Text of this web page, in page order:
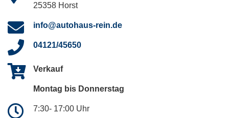
25358 Horst
info@autohaus-rein.de
04121/45650
Verkauf
Montag bis Donnerstag
7:30- 17:00 Uhr